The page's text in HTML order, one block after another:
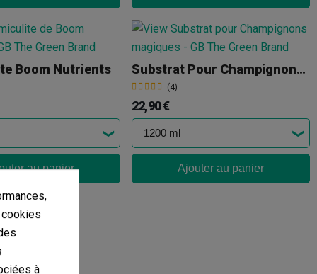
Boom Nutrients
au panier
Substrat Pour Champignons Magiques
(4)
22,90 €
Ajouter au panier
à